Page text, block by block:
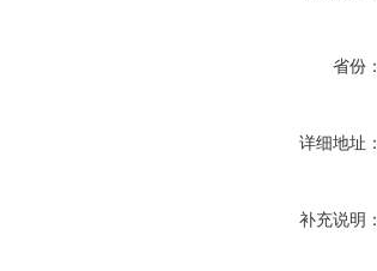
省份：
详细地址：
补充说明：